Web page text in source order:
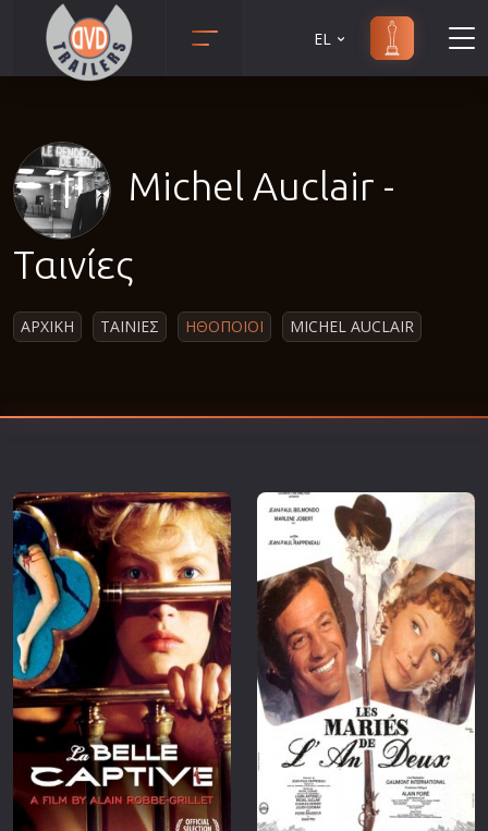
Αισθησιακές
Γουέστερν
Επιστημονικής Φαντασίας
Εποχής
Ερωτικές
Ευρωπαικός Κινηματογράφος
Θρησκευτικές
Θρίλερ
Ιστορικές
Καταστροφής
Κλασσικές
EL
Michel Auclair -
Ταινίες
ΑΡΧΙΚΗ ΤΑΙΝΙΕΣ ΗΘΟΠΟΙΟΙ MICHEL AUCLAIR